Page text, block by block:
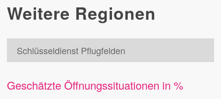
Weitere Regionen
Schlüsseldienst Pflugfelden
Geschätzte Öffnungssituationen in %